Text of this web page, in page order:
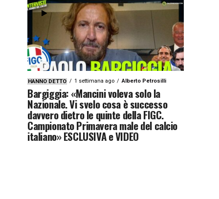
HANNO DETTO 1 settimana ago Alberto Petrosilli
Bargiggia: «Mancini voleva solo la
Nazionale. Vi svelo cosa è successo
davvero dietro le quinte della FIGC.
Campionato Primavera male del calcio
italiano» ESCLUSIVA e VIDEO